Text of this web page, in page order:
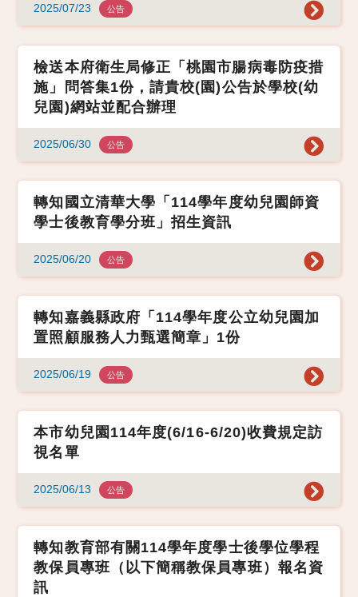
2025/07/23 公告
檢送本府衛生局修正「桃園市腸病毒防疫措
施」問答集1份，請貴校(園)公告於學校(幼
兒園)網站並配合辦理
2025/06/30 公告
轉知國立清華大學「114學年度幼兒園師資
學士後教育學分班」招生資訊
2025/06/20 公告
轉知嘉義縣政府「114學年度公立幼兒園加
置照顧服務人力甄選簡章」1份
2025/06/19 公告
本市幼兒園114年度(6/16-6/20)收費規定訪
視名單
2025/06/13 公告
轉知教育部有關114學年度學士後學位學程
教保員專班（以下簡稱教保員專班）報名資
訊